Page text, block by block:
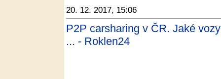
20. 12. 2017, 15:06
P2P carsharing v ČR. Jaké
... - Roklen24